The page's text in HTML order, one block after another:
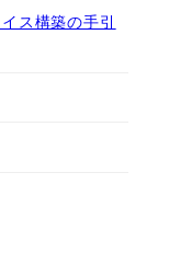
ス構築の手引